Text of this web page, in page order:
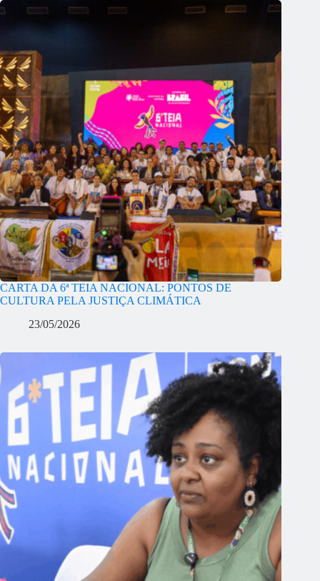
CARTA DA 6ª TEIA NACIONAL: PONTOS DE
CULTURA PELA JUSTIÇA CLIMÁTICA
23/05/2026